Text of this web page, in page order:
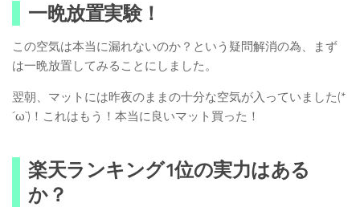
一晩放置実験！
この空気は本当に漏れないのか？という疑問解消の為、まず
は一晩放置してみることにしました。
翌朝、マットには昨夜のままの十分な空気が入っていました(*
´ω`)！これはもう！本当に良いマット買った！
楽天ランキング1位の実力はある
か？